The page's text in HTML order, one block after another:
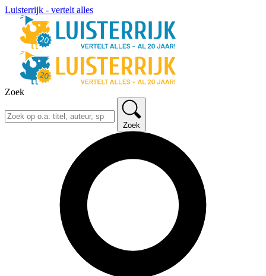
Luisterrijk - vertelt alles
Zoek
Zoek